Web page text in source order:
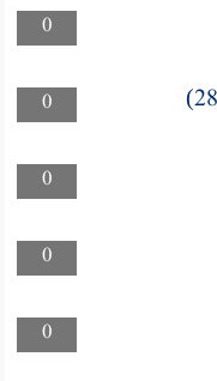
0
0
0
0
0